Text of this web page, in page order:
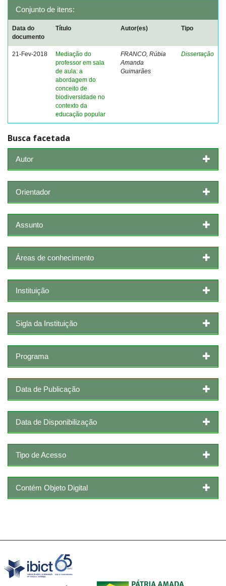
Conjunto de itens:
Data do
documento
Título Autor(es) Tipo
21-Fev-2018
Mediação do
professor em sala
de aula: a
abordagem do
conceito de
biodiversidade no
contexto da
educação popular
FRANCO, Rúbia
Amanda
Guimarães
Dissertação
Busca facetada
Autor
Orientador
Assunto
Áreas de conhecimento
Instituição
Sigla da Instituição
Programa
Data de Publicação
Data de Disponibilização
Tipo de Acesso
Contém Objeto Digital